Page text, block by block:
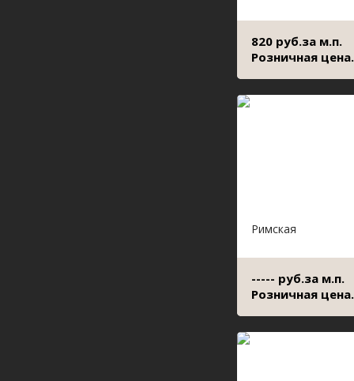
820 руб.за м.п.
Розничная цена.
Римская
----- руб.за м.п.
Розничная цена.